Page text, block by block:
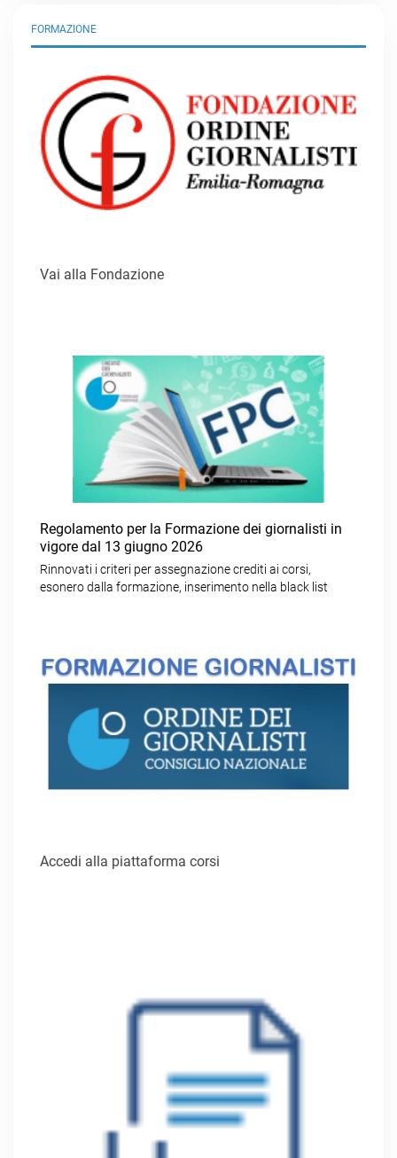
FORMAZIONE
Vai alla Fondazione
Regolamento per la Formazione dei giornalisti in
vigore dal 13 giugno 2026
Rinnovati i criteri per assegnazione crediti ai corsi,
esonero dalla formazione, inserimento nella black list
Accedi alla piattaforma corsi